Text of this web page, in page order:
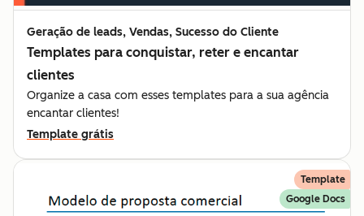
Geração de leads, Vendas, Sucesso do Cliente
Templates para conquistar, reter e encantar
clientes
Organize a casa com esses templates para a sua agência
encantar clientes!
Template grátis
Template
Google Docs